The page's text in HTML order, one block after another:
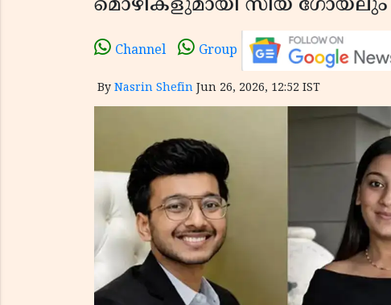
മൊഴികളുമായി സിയ
Channel Group
By Nasrin Shefin Jun 26, 2026, 12:52 IST